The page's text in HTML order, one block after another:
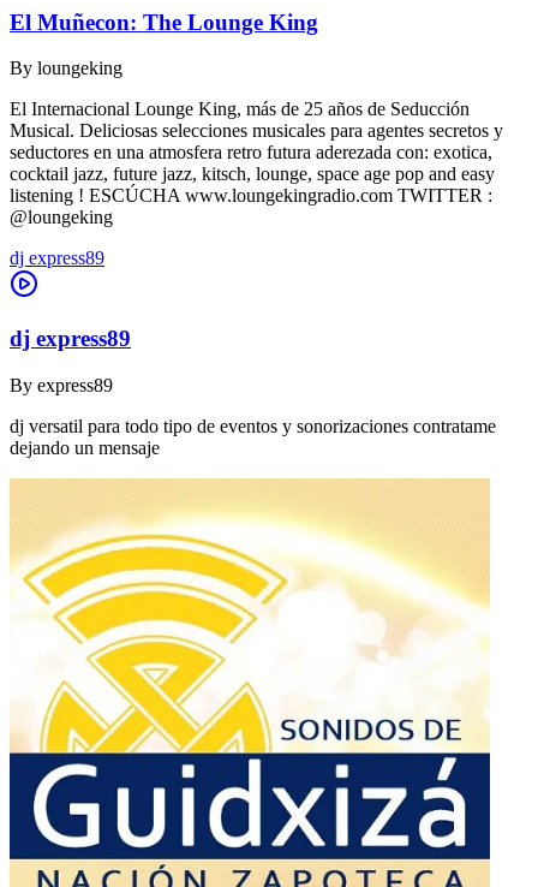
El Muñecon: The Lounge King
By loungeking
El Internacional Lounge King, más de 25 años de Seducción
Musical. Deliciosas selecciones musicales para agentes secretos y
seductores en una atmosfera retro futura aderezada con: exotica,
cocktail jazz, future jazz, kitsch, lounge, space age pop and easy
listening ! ESCÚCHA www.loungekingradio.com TWITTER :
@loungeking
dj express89
dj express89
By express89
dj versatil para todo tipo de eventos y sonorizaciones contratame
dejando un mensaje